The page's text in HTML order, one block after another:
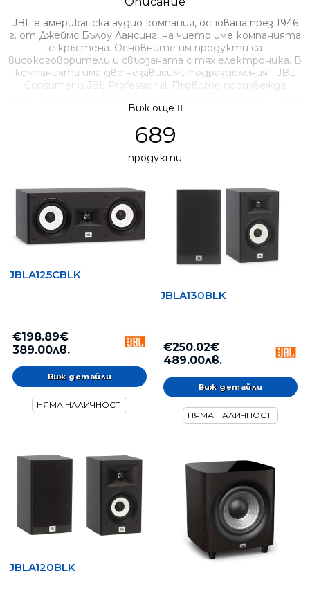
JBL е американска аудио компания, основана през 1946
г. от Джеймс Бълoу Лансинг, на чието име компанията
е кръстена. Основните им продукти са
високоговорители и свързаната с тях електроника. В
компанията има две независими подразделения - JBL
Consumer и JBL Professional. Първото произвежда
докато второто произвежда професионално
турнета, преносим звук (продукция и DJ) и кино звук.
1946 by James Bullough Lansing, after whom the company
associated electronics. There are two independent divisions
within the company — JBL Consumer and JBL Professional.
The former produces audio equipment for the consumer
home market while the latter produces professional
equipment for the studio, installed sound, tour sound,
portable sound (production and DJ), and cinema markets.
Виж още
689
продукти
JBLA125CBLK
€198.89€
389.00лв.
Виж детайли
НЯМА НАЛИЧНОСТ
JBLA130BLK
€250.02€
489.00лв.
Виж детайли
НЯМА НАЛИЧНОСТ
JBLA120BLK